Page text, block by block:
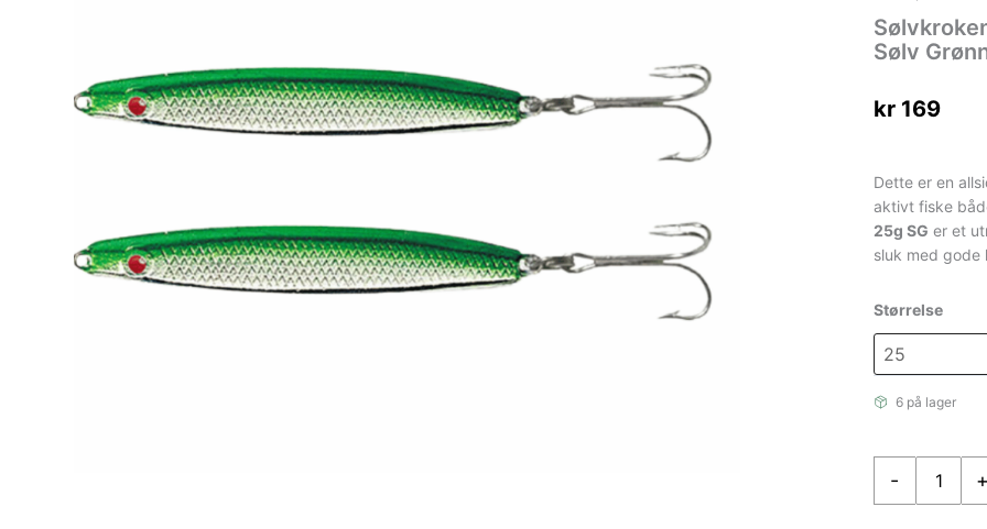
Sølv
kr169
Dette er en
aktivt fiske
25g SG er et
sluk med gode
Størrelse
6 på lager
-